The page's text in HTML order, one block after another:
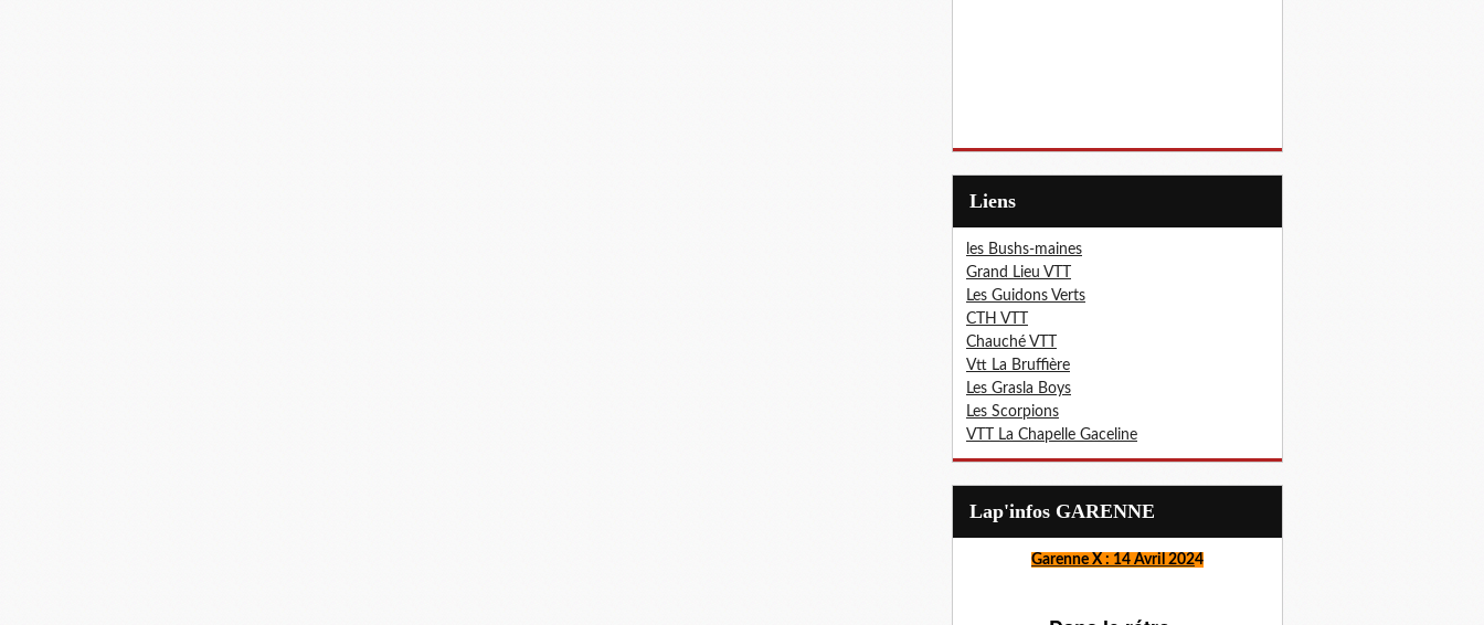
Liens
les Bushs-maines
Grand Lieu VTT
Les Guidons Verts
CTH VTT
Chauché VTT
Vtt La Bruffière
Les Grasla Boys
Les Scorpions
VTT La Chapelle Gaceline
Lap'infos GARENNE
Garenne X : 14 Avril 2024